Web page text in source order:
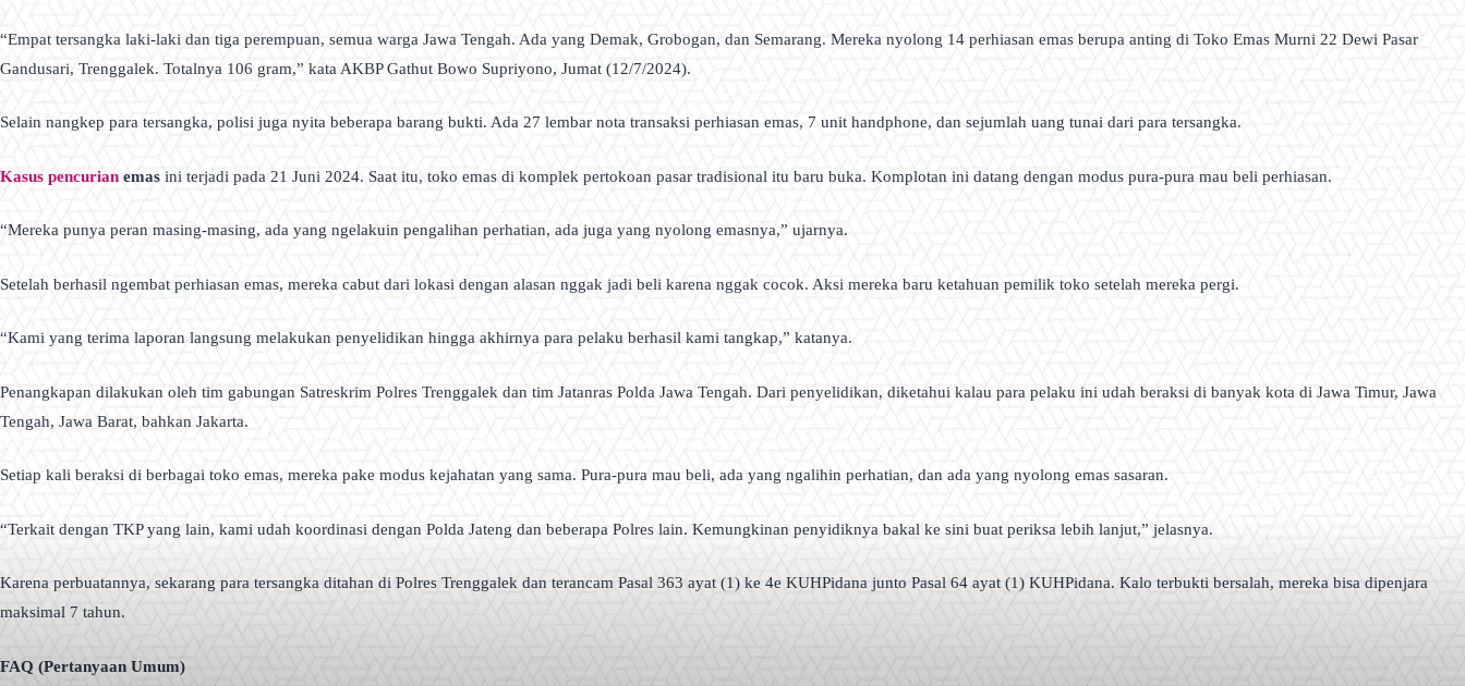
“Empat tersangka laki-laki dan tiga perempuan, semua warga Jawa Tengah. Ada yang Demak, Grobogan, dan Semarang. Mereka nyolong 14 perhiasan emas berupa anting di Toko Emas Murni 22 Dewi Pasar
Gandusari, Trenggalek. Totalnya 106 gram,” kata AKBP Gathut Bowo Supriyono, Jumat (12/7/2024).
Selain nangkep para tersangka, polisi juga nyita beberapa barang bukti. Ada 27 lembar nota transaksi perhiasan emas, 7 unit handphone, dan sejumlah uang tunai dari para tersangka.
Kasus pencurian emas ini terjadi pada 21 Juni 2024. Saat itu, toko emas di komplek pertokoan pasar tradisional itu baru buka. Komplotan ini datang dengan modus pura-pura mau beli perhiasan.
“Mereka punya peran masing-masing, ada yang ngelakuin pengalihan perhatian, ada juga yang nyolong emasnya,” ujarnya.
Setelah berhasil ngembat perhiasan emas, mereka cabut dari lokasi dengan alasan nggak jadi beli karena nggak cocok. Aksi mereka baru ketahuan pemilik toko setelah mereka pergi.
“Kami yang terima laporan langsung melakukan penyelidikan hingga akhirnya para pelaku berhasil kami tangkap,” katanya.
Penangkapan dilakukan oleh tim gabungan Satreskrim Polres Trenggalek dan tim Jatanras Polda Jawa Tengah. Dari penyelidikan, diketahui kalau para pelaku ini udah beraksi di banyak kota di Jawa Timur, Jawa
Tengah, Jawa Barat, bahkan Jakarta.
Setiap kali beraksi di berbagai toko emas, mereka pake modus kejahatan yang sama. Pura-pura mau beli, ada yang ngalihin perhatian, dan ada yang nyolong emas sasaran.
“Terkait dengan TKP yang lain, kami udah koordinasi dengan Polda Jateng dan beberapa Polres lain. Kemungkinan penyidiknya bakal ke sini buat periksa lebih lanjut,” jelasnya.
Karena perbuatannya, sekarang para tersangka ditahan di Polres Trenggalek dan terancam Pasal 363 ayat (1) ke 4e KUHPidana junto Pasal 64 ayat (1) KUHPidana. Kalo terbukti bersalah, mereka bisa dipenjara
maksimal 7 tahun.
FAQ (Pertanyaan Umum)